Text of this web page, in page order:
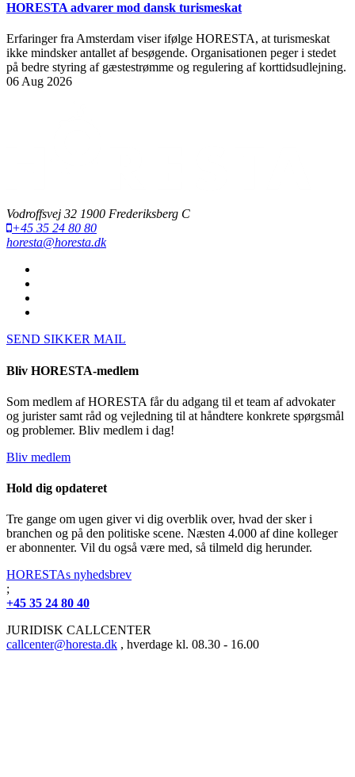
HORESTA advarer mod dansk turismeskat
Erfaringer fra Amsterdam viser ifølge HORESTA, at turismeskat
ikke mindsker antallet af besøgende. Organisationen peger i stedet
på bedre styring af gæstestrømme og regulering af korttidsudlejning.
06 Aug 2026
Vodroffsvej 32 1900 Frederiksberg C
+45 35 24 80 80
horesta@horesta.dk
SEND SIKKER MAIL
Bliv HORESTA-medlem
Som medlem af HORESTA får du adgang til et team af advokater
og jurister samt råd og vejledning til at håndtere konkrete spørgsmål
og problemer. Bliv medlem i dag!
Bliv medlem
Hold dig opdateret
Tre gange om ugen giver vi dig overblik over, hvad der sker i
branchen og på den politiske scene. Næsten 4.000 af dine kolleger
er abonnenter. Vil du også være med, så tilmeld dig herunder.
HORESTAs nyhedsbrev
;
+45 35 24 80 40
JURIDISK CALLCENTER
callcenter@horesta.dk , hverdage kl. 08.30 - 16.00